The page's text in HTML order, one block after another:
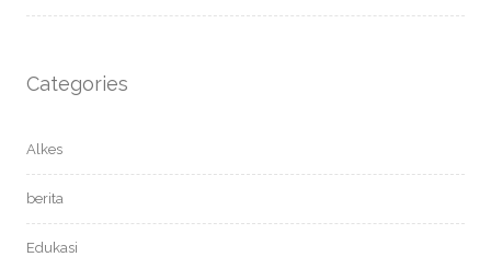
Categories
Alkes
berita
Edukasi